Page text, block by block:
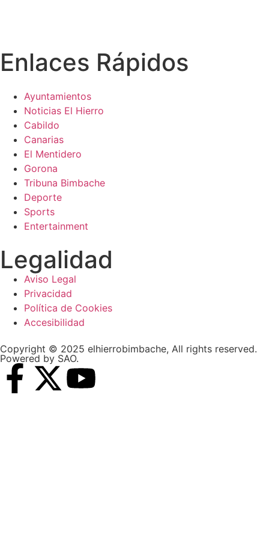
Enlaces Rápidos
Ayuntamientos
Noticias El Hierro
Cabildo
Canarias
El Mentidero
Gorona
Tribuna Bimbache
Deporte
Sports
Entertainment
Legalidad
Aviso Legal
Privacidad
Política de Cookies
Accesibilidad
Copyright © 2025 elhierrobimbache, All rights reserved.
Powered by SAO.